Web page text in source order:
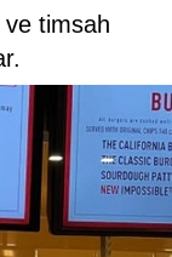
ve timsah